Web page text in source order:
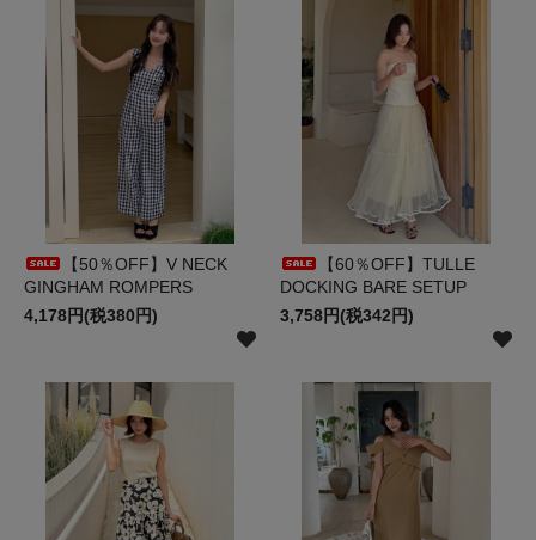
【50％OFF】V NECK
GINGHAM ROMPERS
4,178円(税380円)
【60％OFF】TULLE
DOCKING BARE SETUP
3,758円(税342円)